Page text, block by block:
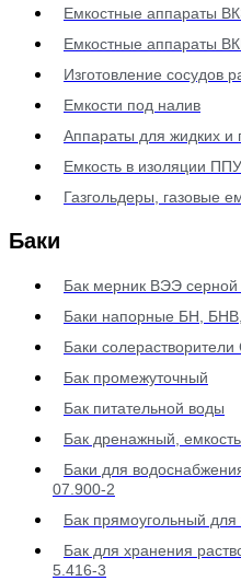
Емкостные аппараты
Емкостные аппараты
Изготовление сосудов
Емкости под налив
Аппараты для жидких и
Емкость в изоляции
Газгольдеры, газовые
Баки
Бак мерник ВЭЭ серной
Баки напорные БН,
Баки солерастворители
Бак промежуточный
Бак питательной воды
Бак дренажный,
Баки для
07.900-2
Бак прямоугольный
Бак для хранения
5.416-3